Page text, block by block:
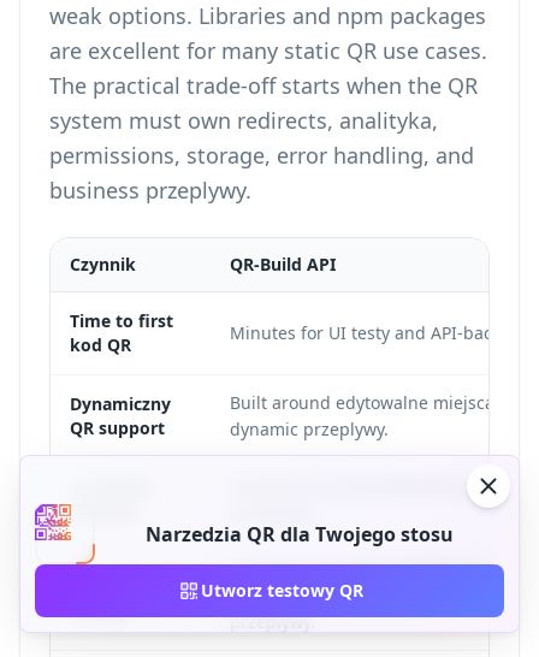
weak options. Libraries and npm packages
are excellent for many static QR use cases.
The practical trade-off starts when the QR
system must own redirects, analityka,
permissions, storage, error handling, and
business przeplywy.
Czynnik QR-Build API
Time to first
kod QR
Minutes for UI testy and API-backed
Dynamiczny
QR support
Built around edytowalne miejsca
dynamic przeplywy.
skanow
Available through dynamiczny QR
Supports a broad set of QR use cases
PDF, WiFi, vCard, menu, event,
przeplywy.
Narzedzia QR dla Twojego stosu
Utworz testowy QR